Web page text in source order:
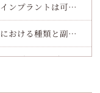
前歯だけのインプラントは可能？費用や期間も徹底解説！失敗を防ぐ選び方のポイント
歯医者麻酔における種類と副作用一覧｜痛みを抑える最新治療と安全な受け方徹底解説
大阪港駅でインプラント（オールオンフォー）が叶える安心治療の全知識と大阪の最新クリニック費用ガイド